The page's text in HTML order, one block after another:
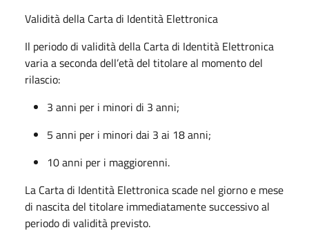
Validità della Carta di Identità Elettronica
Il periodo di validità della Carta di Identità Elettronica
varia a seconda dell’età del titolare al momento del
rilascio:
3 anni per i minori di 3 anni;
5 anni per i minori dai 3 ai 18 anni;
10 anni per i maggiorenni.
La Carta di Identità Elettronica scade nel giorno e mese
di nascita del titolare immediatamente successivo al
periodo di validità previsto.